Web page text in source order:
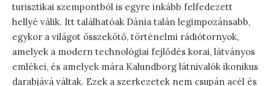
turisztikai szempontból is egyre inkább felfedezett
hellyé válik. Itt találhatóak Dánia talán legimpozánsabb,
egykor a világot összekötő, történelmi rádiótornyok,
amelyek a modern technológiai fejlődés korai, látványos
emlékei, és amelyek mára Kalundborg látnivalók ikonikus
darabjává váltak. Ezek a szerkezetek nem csupán acél és